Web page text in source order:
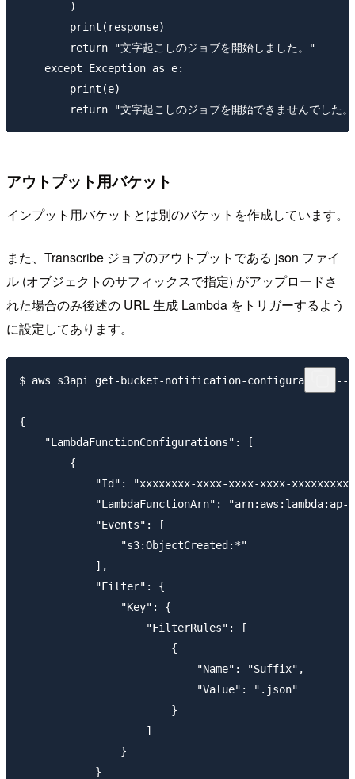
        )
        print(response)
        return "文字起こしのジョブを開始しました。"
    except Exception as e:
        print(e)
アウトプット用バケット
インプット用バケットとは別のバケットを作成しています。
また、Transcribe ジョブのアウトプットである json ファイ
ル (オブジェクトのサフィックスで指定) がアップロードさ
れた場合のみ後述の URL 生成 Lambda をトリガーするよう
に設定してあります。
$ aws s3api get-bucket-notification-configuration --
{
    "LambdaFunctionConfigurations": [
        {
"Id": "xxxxxxxx-xxxx-xxxx-xxxx-
"LambdaFunctionArn":
            "Events": [
                "s3:ObjectCreated:*"
            ],
            "Filter": {
                "Key": {
                    "FilterRules": [
                        {
                            "Name": "Suffix",
                            "Value": ".json"
                        }
                    ]
                }
            }